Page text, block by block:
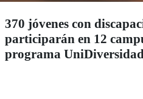
370 jóvenes con
participarán en 12
programa